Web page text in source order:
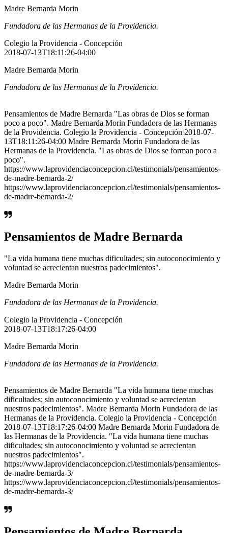
Madre Bernarda Morin
Fundadora de las Hermanas de la Providencia.
Colegio la Providencia - Concepción
2018-07-13T18:11:26-04:00
Madre Bernarda Morin
Fundadora de las Hermanas de la Providencia.
Pensamientos de Madre Bernarda "Las obras de Dios se forman
poco a poco". Madre Bernarda Morin Fundadora de las Hermanas
de la Providencia. Colegio la Providencia - Concepción 2018-07-
13T18:11:26-04:00 Madre Bernarda Morin Fundadora de las
Hermanas de la Providencia. "Las obras de Dios se forman poco a
poco".
https://www.laprovidenciaconcepcion.cl/testimonials/pensamientos-
de-madre-bernarda-2/
https://www.laprovidenciaconcepcion.cl/testimonials/pensamientos-
de-madre-bernarda-2/
Pensamientos de Madre Bernarda
"La vida humana tiene muchas dificultades; sin autoconocimiento y
voluntad se acrecientan nuestros padecimientos".
Madre Bernarda Morin
Fundadora de las Hermanas de la Providencia.
Colegio la Providencia - Concepción
2018-07-13T18:17:26-04:00
Madre Bernarda Morin
Fundadora de las Hermanas de la Providencia.
Pensamientos de Madre Bernarda "La vida humana tiene muchas
dificultades; sin autoconocimiento y voluntad se acrecientan
nuestros padecimientos". Madre Bernarda Morin Fundadora de las
Hermanas de la Providencia. Colegio la Providencia - Concepción
2018-07-13T18:17:26-04:00 Madre Bernarda Morin Fundadora de
las Hermanas de la Providencia. "La vida humana tiene muchas
dificultades; sin autoconocimiento y voluntad se acrecientan
nuestros padecimientos".
https://www.laprovidenciaconcepcion.cl/testimonials/pensamientos-
de-madre-bernarda-3/
https://www.laprovidenciaconcepcion.cl/testimonials/pensamientos-
de-madre-bernarda-3/